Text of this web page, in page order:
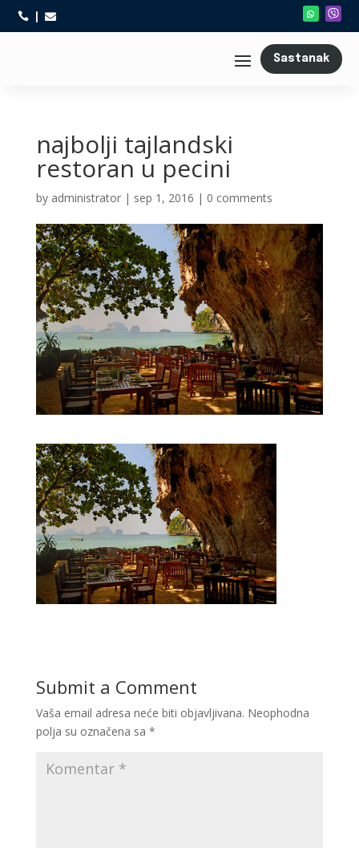
 
Sastanak
najbolji tajlandski
restoran u pecini
by administrator| sep 1, 2016 | 0 comments
Submit a Comment
Vaša email adresa neće biti objavljivana. Neophodna
polja su označena sa *